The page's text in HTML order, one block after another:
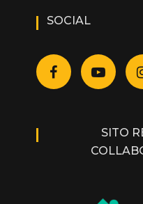
SOCIAL
SITO